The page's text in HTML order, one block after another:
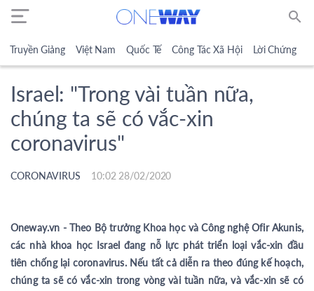
search
Truyền Giảng Việt Nam Quốc Tế Công Tác Xã Hội Lời Chứng
Israel: "Trong vài tuần nữa,
chúng ta sẽ có vắc-xin
coronavirus"
CORONAVIRUS 10:02 28/02/2020
Oneway.vn - Theo Bộ trưởng Khoa học và Công nghệ Ofir Akunis,
các nhà khoa học Israel đang nỗ lực phát triển loại vắc-xin đầu
tiên chống lại coronavirus. Nếu tất cả diễn ra theo đúng kế hoạch,
chúng ta sẽ có vắc-xin trong vòng vài tuần nữa, và vắc-xin sẽ có